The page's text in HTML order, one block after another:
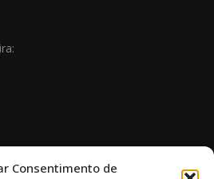
Consentimento de